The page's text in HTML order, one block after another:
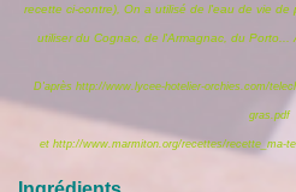
recette ci-contre), On a utilisé de l'eau de vie
utiliser du Cognac, de l'Armagnac, du Porto...
D'après http://www.lycee-hotelier-orchies.com/
gras.pdf
et http://www.marmiton.org/recettes/recette_ma-